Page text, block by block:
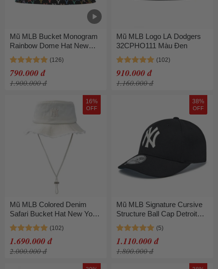
Mũ MLB Bucket Monogram
Rainbow Dome Hat New
York Yankees 32CPH4111-
50L Màu Đen Size 57
790.000 đ
1.900.000 đ
Mũ MLB Logo LA Dodgers
32CPHO111 Màu Đen
910.000 đ
1.160.000 đ
16%
OFF
Mũ MLB Colored Denim
Safari Bucket Hat New York
Yankees 3AHTD025N-
50CRS Màu Kem
1.690.000 đ
2.000.000 đ
38%
OFF
Mũ MLB Signature Cursive
Structure Ball Cap Detroit
Tigers 3ACPV216N-50BKS
Màu Đen
1.110.000 đ
1.800.000 đ